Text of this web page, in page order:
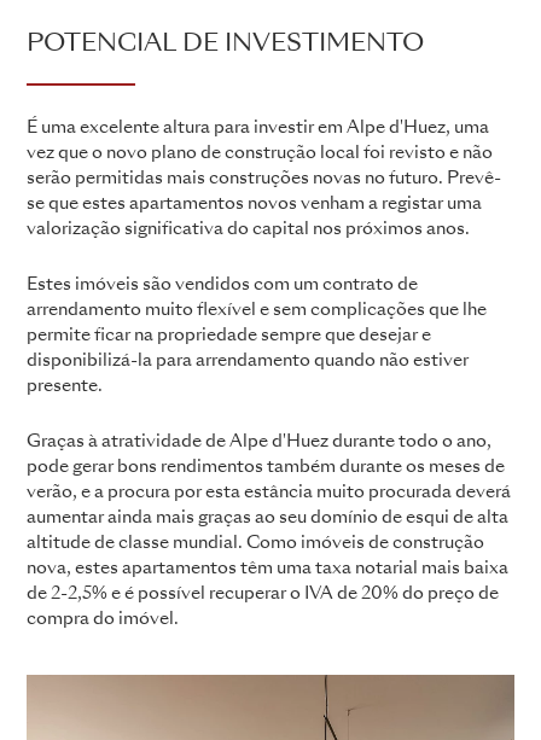
POTENCIAL DE INVESTIMENTO
É uma excelente altura para investir em Alpe d'Huez, uma
vez que o novo plano de construção local foi revisto e não
serão permitidas mais construções novas no futuro. Prevê-
se que estes apartamentos novos venham a registar uma
valorização significativa do capital nos próximos anos.
Estes imóveis são vendidos com um contrato de
arrendamento muito flexível e sem complicações que lhe
permite ficar na propriedade sempre que desejar e
disponibilizá-la para arrendamento quando não estiver
presente.
Graças à atratividade de Alpe d'Huez durante todo o ano,
pode gerar bons rendimentos também durante os meses de
verão, e a procura por esta estância muito procurada deverá
aumentar ainda mais graças ao seu domínio de esqui de alta
altitude de classe mundial. Como imóveis de construção
nova, estes apartamentos têm uma taxa notarial mais baixa
de 2-2,5% e é possível recuperar o IVA de 20% do preço de
compra do imóvel.